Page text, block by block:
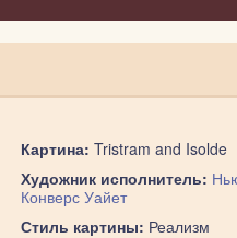
Картина: Tristram and Isolde
Художник исполнитель:
Конверс Уайет
Стиль картины: Реализм